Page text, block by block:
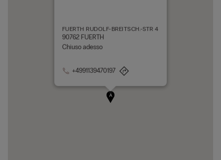
A
FUERTH RUDOLF-BREITSCH.-STR 4
90762 FUERTH
Chiuso adesso
+4991139470197